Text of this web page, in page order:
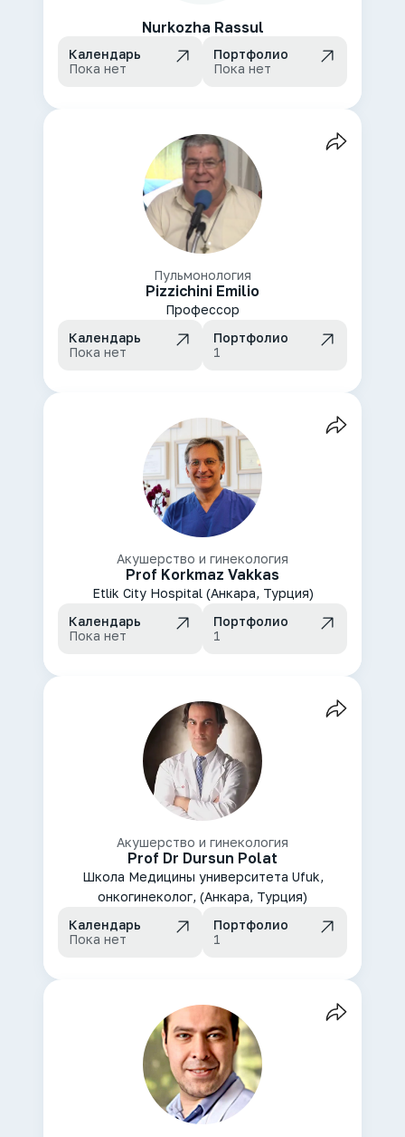
Nurkozha Rassul
Календарь
Пока нет
Портфолио
Пока нет
Пульмонология
Pizzichini Emilio
Профессор
Календарь
Пока нет
Портфолио
1
Акушерство и гинекология
Prof Korkmaz Vakkas
Etlik City Hospital (Анкара, Турция)
Календарь
Пока нет
Портфолио
1
Акушерство и гинекология
Prof Dr Dursun Polat
Школа Медицины университета Ufuk,
онкогинеколог, (Анкара, Турция)
Календарь
Пока нет
Портфолио
1